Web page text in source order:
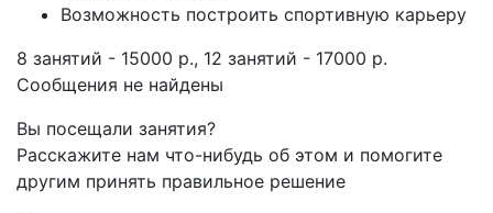
Возможность построить спортивную карьеру
8 занятий - 15000 р., 12 занятий - 17000 р.
Сообщения не найдены
Вы посещали занятия?
Расскажите нам что-нибудь об этом и помогите
другим принять правильное решение